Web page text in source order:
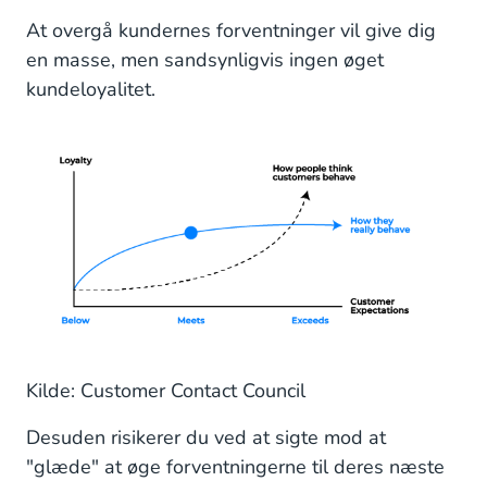
At overgå kundernes forventninger vil give dig
en masse, men sandsynligvis ingen øget
kundeloyalitet.
Kilde: Customer Contact Council
Desuden risikerer du ved at sigte mod at
"glæde" at øge forventningerne til deres næste